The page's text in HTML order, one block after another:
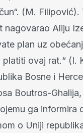
(M.
nagovarao Aliju
plan uz
ovaj rat.“
Bosne i
Boutros-
ga informira
o Uniji